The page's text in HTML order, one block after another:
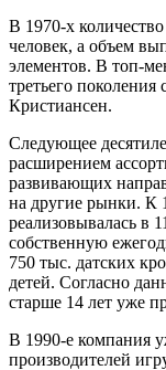
В 1970-х
человек, а объем
элементов. В топ-
третьего
Кристиансен.
Следующее
расширением
развивающих
на другие рынки. К
реализовывалась в
собственную
750 тыс. датских
детей. Согласно
старше 14 лет уже
В 1990-е компания
производителей